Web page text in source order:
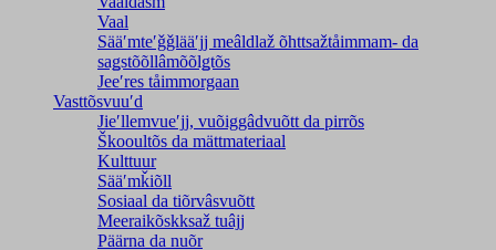
Vaal
Sääʹmteʹǧǧlääʹjj meâldlaž õhttsažtåimmam- da
saǥstõõllâmõõlǥtõs
Jeeʹres tåimmorgaan
Vasttõsvuuʹd
Jieʹllemvueʹjj, vuõiggâdvuõtt da pirrõs
Škooultõs da mättmateriaal
Kulttuur
Sääʹmǩiõll
Sosiaal da tiõrvâsvuõtt
Meeraikõskksaž tuâjj
Päärna da nuõr